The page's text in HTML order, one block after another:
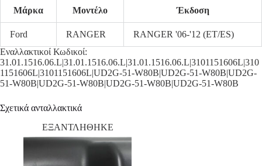
Μάρκα Μοντέλο Έκδοση
Ford RANGER
RANGER '06-'12 (ET/ES)
Εναλλακτικοί Κωδικοί:
31.01.1516.06.L|31.01.1516.06.L|31.01.1516.06.L|3101151606L|310
1151606L|3101151606L|UD2G-51-W80B|UD2G-51-W80B|UD2G-
51-W80B|UD2G-51-W80B|UD2G-51-W80B|UD2G-51-W80B
Σχετικά ανταλλακτικά
ΕΞΑΝΤΛΗΘΗΚΕ